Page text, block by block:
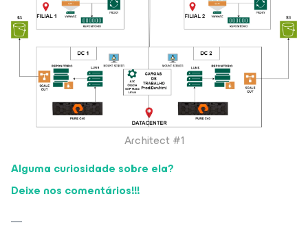
Architect #1
Alguma curiosidade sobre ela?
Deixe nos comentários!!!